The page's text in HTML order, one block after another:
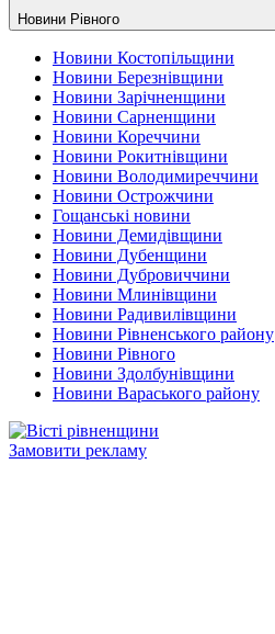
Новини Рiвного
Новини Костопільщини
Новини Березнівщини
Новини Зарічненщини
Новини Сарненщини
Новини Кореччини
Новини Рокитнівщини
Новини Володимиреччини
Новини Острожчини
Гощанські новини
Новини Демидівщини
Новини Дубенщини
Новини Дубровиччини
Новини Млинівщини
Новини Радивилівщини
Новини Рівненського району
Новини Рівного
Новини Здолбунівщини
Новини Вараського району
Замовити рекламу